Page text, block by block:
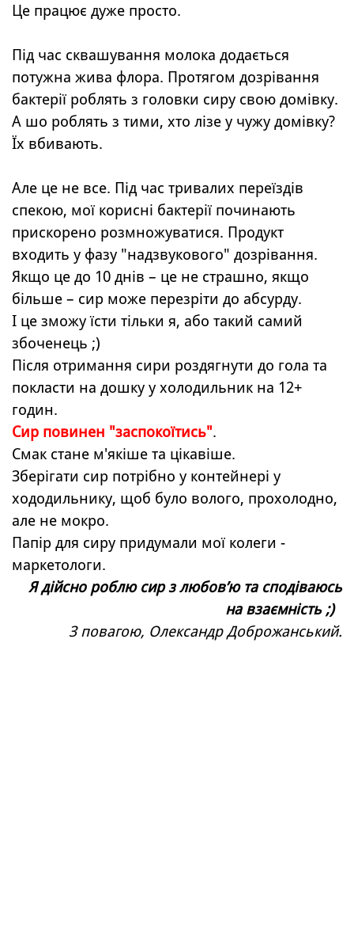
Це працює дуже просто.
Під час сквашування молока додається
потужна жива флора. Протягом дозрівання
бактерії роблять з головки сиру свою домівку.
А шо роблять з тими, хто лізе у чужу домівку?
Їх вбивають.
Але це не все. Під час тривалих переїздів
спекою, мої корисні бактерії починають
прискорено розмножуватися. Продукт
входить у фазу "надзвукового" дозрівання.
Якщо це до 10 днів – це не страшно, якщо
більше – сир може перезріти до абсурду.
І це зможу їсти тільки я, або такий самий
збоченець ;)
Після отримання сири роздягнути до гола та
покласти на дошку у холодильник на 12+
годин.
Сир повинен "заспокоїтись".
Смак стане м'якіше та цікавіше.
Зберігати сир потрібно у контейнері у
хододильнику, щоб було волого, прохолодно,
але не мокро.
Папір для сиру придумали мої колеги -
маркетологи.
Я дійсно роблю сир з любов’ю та сподіваюсь
на взаємність ;)
З повагою, Олександр Доброжанський.